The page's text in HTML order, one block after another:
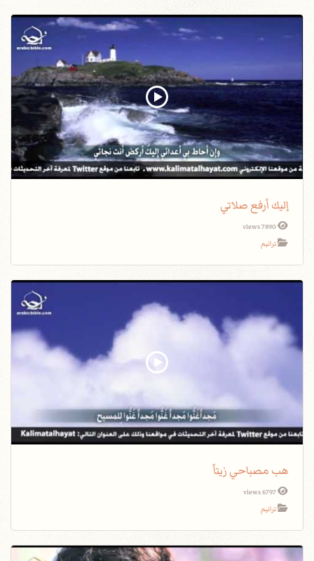
إليك أرفع صلاتي
7890 views
ترانيم
هب مصباحي زيتاً
6797 views
ترانيم